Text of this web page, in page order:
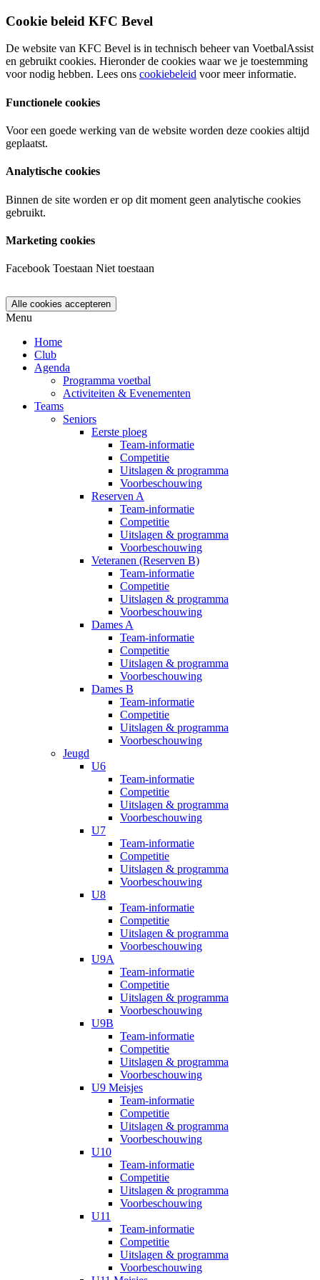
Cookie beleid KFC Bevel
De website van KFC Bevel is in technisch beheer van VoetbalAssist
en gebruikt cookies. Hieronder de cookies waar we je toestemming
voor nodig hebben. Lees ons cookiebeleid voor meer informatie.
Functionele cookies
Voor een goede werking van de website worden deze cookies altijd
geplaatst.
Analytische cookies
Binnen de site worden er op dit moment geen analytische cookies
gebruikt.
Marketing cookies
Facebook Toestaan Niet toestaan
Menu
Home
Club
Agenda
Programma voetbal
Activiteiten & Evenementen
Teams
Seniors
Eerste ploeg
Team-informatie
Competitie
Uitslagen & programma
Voorbeschouwing
Reserven A
Team-informatie
Competitie
Uitslagen & programma
Voorbeschouwing
Veteranen (Reserven B)
Team-informatie
Competitie
Uitslagen & programma
Voorbeschouwing
Dames A
Team-informatie
Competitie
Uitslagen & programma
Voorbeschouwing
Dames B
Team-informatie
Competitie
Uitslagen & programma
Voorbeschouwing
Jeugd
U6
Team-informatie
Competitie
Uitslagen & programma
Voorbeschouwing
U7
Team-informatie
Competitie
Uitslagen & programma
Voorbeschouwing
U8
Team-informatie
Competitie
Uitslagen & programma
Voorbeschouwing
U9A
Team-informatie
Competitie
Uitslagen & programma
Voorbeschouwing
U9B
Team-informatie
Competitie
Uitslagen & programma
Voorbeschouwing
U9 Meisjes
Team-informatie
Competitie
Uitslagen & programma
Voorbeschouwing
U10
Team-informatie
Competitie
Uitslagen & programma
Voorbeschouwing
U11
Team-informatie
Competitie
Uitslagen & programma
Voorbeschouwing